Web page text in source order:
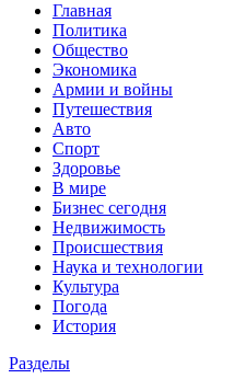
Главная
Политика
Общество
Экономика
Армии и войны
Путешествия
Авто
Спорт
Здоровье
В мире
Бизнес сегодня
Недвижимость
Происшествия
Наука и технологии
Культура
Погода
История
Разделы